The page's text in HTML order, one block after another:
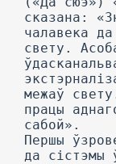
сказана:
чалавека
свету.
межаў
працы
сабой».
Першы
да сістэмы